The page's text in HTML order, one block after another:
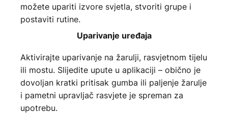
možete upariti izvore svjetla, stvoriti grupe i
postaviti rutine.
Uparivanje uređaja
Aktivirajte uparivanje na žarulji, rasvjetnom tijelu
ili mostu. Slijedite upute u aplikaciji – obično je
dovoljan kratki pritisak gumba ili paljenje žarulje
i pametni upravljač rasvjete je spreman za
upotrebu.